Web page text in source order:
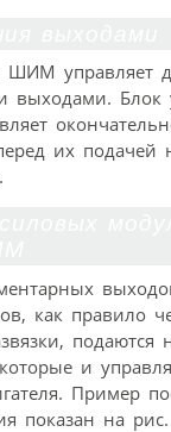
ШИМ управляет
выходами. Блок
их подачей
как правило
подаются
и
Пример
показан на